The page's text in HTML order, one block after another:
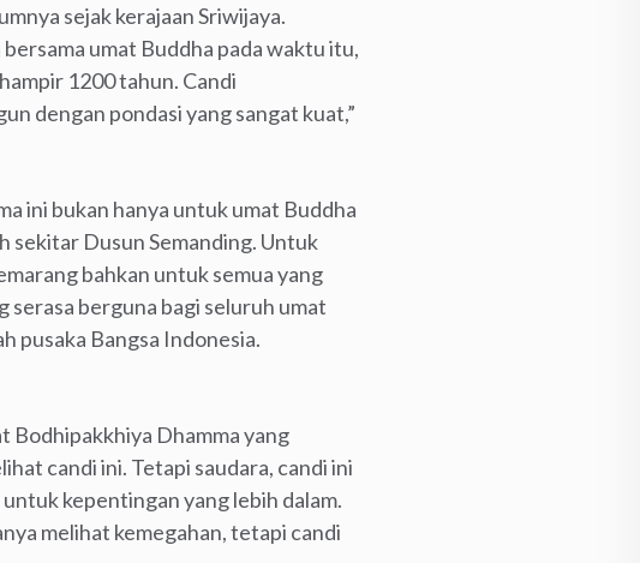
sejak kerajaan Sriwijaya.
umat Buddha pada waktu itu,
1200 tahun. Candi
dengan pondasi yang sangat kuat,”
ini bukan hanya untuk umat Buddha
sekitar Dusun Semanding. Untuk
bahkan untuk semua yang
serasa berguna bagi seluruh umat
pusaka Bangsa Indonesia.
Bodhipakkhiya Dhamma yang
candi ini. Tetapi saudara, candi ini
kepentingan yang lebih dalam.
melihat kemegahan, tetapi candi